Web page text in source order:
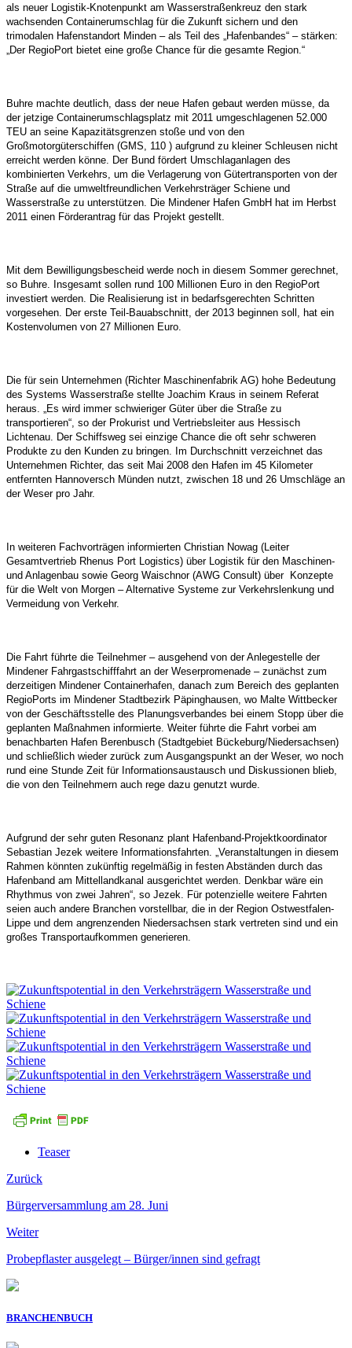
als neuer Logistik-Knotenpunkt am Wasserstraßenkreuz den stark
wachsenden Containerumschlag für die Zukunft sichern und den
trimodalen Hafenstandort Minden – als Teil des „Hafenbandes“ – stärken:
„Der RegioPort bietet eine große Chance für die gesamte Region.“
Buhre machte deutlich, dass der neue Hafen gebaut werden müsse, da
der jetzige Containerumschlagsplatz mit 2011 umgeschlagenen 52.000
TEU an seine Kapazitätsgrenzen stoße und von den
Großmotorgüterschiffen (GMS, 110 ) aufgrund zu kleiner Schleusen nicht
erreicht werden könne. Der Bund fördert Umschlaganlagen des
kombinierten Verkehrs, um die Verlagerung von Gütertransporten von der
Straße auf die umweltfreundlichen Verkehrsträger Schiene und
Wasserstraße zu unterstützen. Die Mindener Hafen GmbH hat im Herbst
2011 einen Förderantrag für das Projekt gestellt.
Mit dem Bewilligungsbescheid werde noch in diesem Sommer gerechnet,
so Buhre. Insgesamt sollen rund 100 Millionen Euro in den RegioPort
investiert werden. Die Realisierung ist in bedarfsgerechten Schritten
vorgesehen. Der erste Teil-Bauabschnitt, der 2013 beginnen soll, hat ein
Kostenvolumen von 27 Millionen Euro.
Die für sein Unternehmen (Richter Maschinenfabrik AG) hohe Bedeutung
des Systems Wasserstraße stellte Joachim Kraus in seinem Referat
heraus. „Es wird immer schwieriger Güter über die Straße zu
transportieren“, so der Prokurist und Vertriebsleiter aus Hessisch
Lichtenau. Der Schiffsweg sei einzige Chance die oft sehr schweren
Produkte zu den Kunden zu bringen. Im Durchschnitt verzeichnet das
Unternehmen Richter, das seit Mai 2008 den Hafen im 45 Kilometer
entfernten Hannoversch Münden nutzt, zwischen 18 und 26 Umschläge an
der Weser pro Jahr.
In weiteren Fachvorträgen informierten Christian Nowag (Leiter
Gesamtvertrieb Rhenus Port Logistics) über Logistik für den Maschinen-
und Anlagenbau sowie Georg Waischnor (AWG Consult) über Konzepte
für die Welt von Morgen – Alternative Systeme zur Verkehrslenkung und
Vermeidung von Verkehr.
Die Fahrt führte die Teilnehmer – ausgehend von der Anlegestelle der
Mindener Fahrgastschifffahrt an der Weserpromenade – zunächst zum
derzeitigen Mindener Containerhafen, danach zum Bereich des geplanten
RegioPorts im Mindener Stadtbezirk Päpinghausen, wo Malte Wittbecker
von der Geschäftsstelle des Planungsverbandes bei einem Stopp über die
geplanten Maßnahmen informierte. Weiter führte die Fahrt vorbei am
benachbarten Hafen Berenbusch (Stadtgebiet Bückeburg/Niedersachsen)
und schließlich wieder zurück zum Ausgangspunkt an der Weser, wo noch
rund eine Stunde Zeit für Informationsaustausch und Diskussionen blieb,
die von den Teilnehmern auch rege dazu genutzt wurde.
Aufgrund der sehr guten Resonanz plant Hafenband-Projektkoordinator
Sebastian Jezek weitere Informationsfahrten. „Veranstaltungen in diesem
Rahmen könnten zukünftig regelmäßig in festen Abständen durch das
Hafenband am Mittellandkanal ausgerichtet werden. Denkbar wäre ein
Rhythmus von zwei Jahren“, so Jezek. Für potenzielle weitere Fahrten
seien auch andere Branchen vorstellbar, die in der Region Ostwestfalen-
Lippe und dem angrenzenden Niedersachsen stark vertreten sind und ein
großes Transportaufkommen generieren.
Teaser
Zurück
Bürgerversammlung am 28. Juni
Weiter
Probepflaster ausgelegt – Bürger/innen sind gefragt
BRANCHENBUCH